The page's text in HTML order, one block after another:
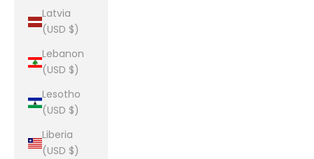
Latvia
(USD $)
Lebanon
(USD $)
Lesotho
(USD $)
Liberia
(USD $)